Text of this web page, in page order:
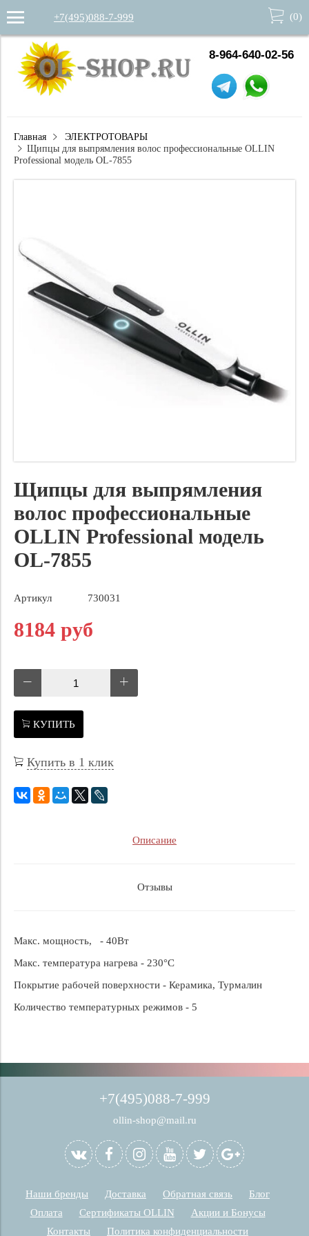
+7(495)088-7-999 (0)
8-964-640-02-56
Главная
ЭЛЕКТРОТОВАРЫ
Щипцы для выпрямления волос профессиональные OLLIN
Professional модель OL-7855
Щипцы для выпрямления
волос профессиональные
OLLIN Professional модель
OL-7855
Артикул 730031
8184 руб
КУПИТЬ
Купить в 1 клик
Описание
Отзывы
Макс. мощность, - 40Вт
Макс. температура нагрева - 230°С
Покрытие рабочей поверхности - Керамика, Турмалин
Количество температурных режимов - 5
+7(495)088-7-999
ollin-shop@mail.ru
Наши бренды Доставка Обратная связь
Блог
Оплата
Сертификаты OLLIN
Акции и Бонусы
Контакты
Политика конфиденциальности